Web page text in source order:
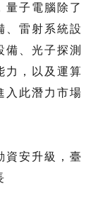
量子電腦除了
、雷射系統設
備、光子探測
力，以及運算
入此潛力市場
資安升級，臺